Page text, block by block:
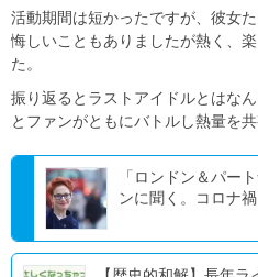
活動期間は短かったですが、彼女
悔しいこともありましたが熱く、
た。
振り返るとラストアイドルとはな
とファンがともにバトルし熱量を
「ロンドン＆パー
ンに聞く。コロナ禍